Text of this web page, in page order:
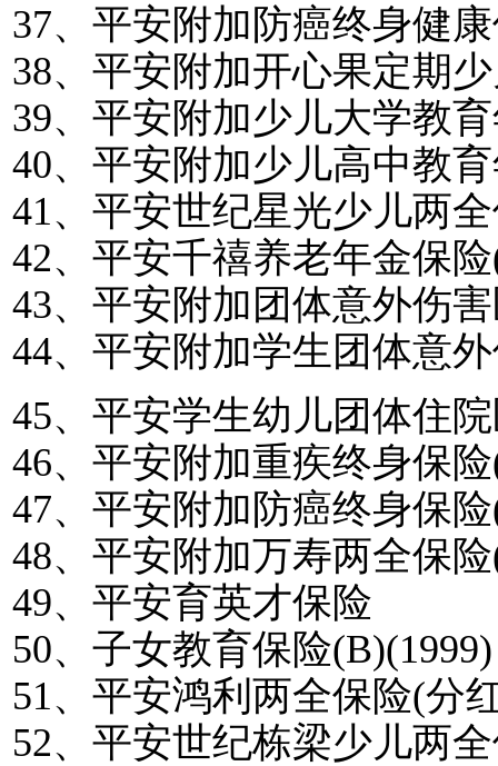
37、平安附加防癌终身健
38、平安附加开心果定期
39、平安附加少儿大学教
40、平安附加少儿高中教
41、平安世纪星光少儿两
42、平安千禧养老年金保险
43、平安附加团体意外伤
44、平安附加学生团体意
45、平安学生幼儿团体住
46、平安附加重疾终身保险
47、平安附加防癌终身保险
48、平安附加万寿两全保险
49、平安育英才保险
50、子女教育保险(B)(1999)
51、平安鸿利两全保险(分
52、平安世纪栋梁少儿两